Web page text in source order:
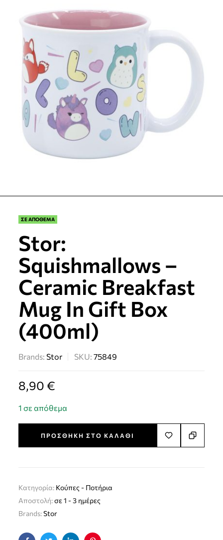
ΣΕ ΑΠΟΘΕΜΑ
Stor:
Squishmallows –
Ceramic Breakfast
Mug In Gift Box
(400ml)
Brands:Stor SKU:75849
8,90€
1 σε απόθεμα
ΠΡΟΣΘΉΚΗ ΣΤΟ ΚΑΛΆΘΙ
Κατηγορία: Kούπες - Ποτήρια
Αποστολή:σε 1 - 3 ημέρες
Brands:Stor